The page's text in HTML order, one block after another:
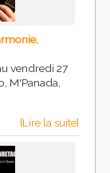
vendredi 27
M'Panada,
[Lire la suite]